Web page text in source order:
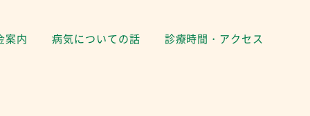
案内 病気についての話 診療時間・アクセス